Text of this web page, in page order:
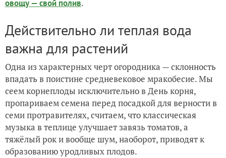
овощу — свой полив.
Действительно ли теплая вода
важна для растений
Одна из характерных черт огородника — склонность
впадать в поистине средневековое мракобесие. Мы
сеем корнеплоды исключительно в День корня,
пропариваем семена перед посадкой для верности в
семи протравителях, считаем, что классическая
музыка в теплице улучшает завязь томатов, а
тяжёлый рок и вообще шум, наоборот, приводят к
образованию уродливых плодов.